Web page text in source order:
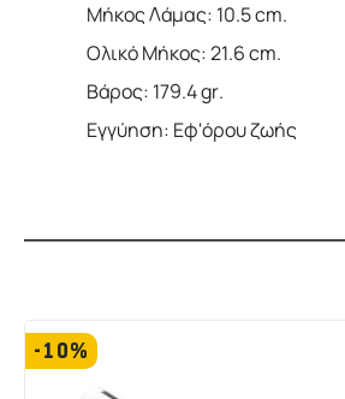
Μήκος Λάμας: 10.5 cm.
Ολικό Μήκος: 21.6 cm.
Βάρος: 179.4 gr.
Εγγύηση: Εφ'όρου ζωής
-10%